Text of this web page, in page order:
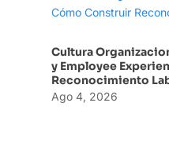
Cultura
y Employee
Reconocimiento
Ago 4, 2026